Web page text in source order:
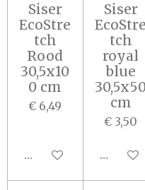
Siser
EcoStre
tch
Rood
30,5x10
0 cm
€ 6,49
In winkelwagen
Siser
EcoStre
tch
royal
blue
cm
€ 3,50
In